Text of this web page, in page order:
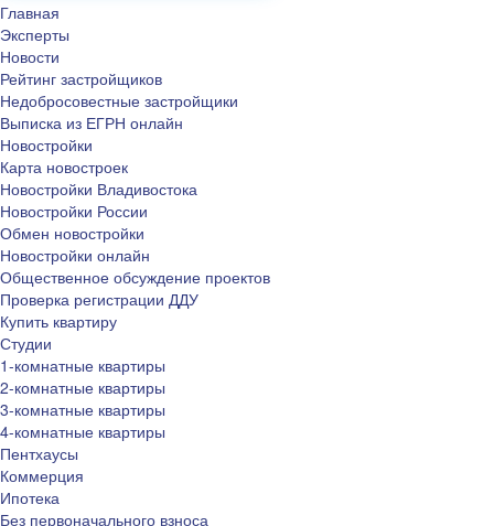
Главная
Эксперты
Новости
Рейтинг застройщиков
Недобросовестные застройщики
Выписка из ЕГРН онлайн
Новостройки
Карта новостроек
Новостройки Владивостока
Новостройки России
Обмен новостройки
Новостройки онлайн
Общественное обсуждение проектов
Проверка регистрации ДДУ
Купить квартиру
Студии
1-комнатные квартиры
2-комнатные квартиры
3-комнатные квартиры
4-комнатные квартиры
Пентхаусы
Коммерция
Ипотека
Без первоначального взноса